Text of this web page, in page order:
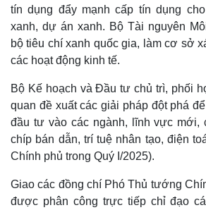
tín dụng đẩy mạnh cấp tín dụng
xanh, dự án xanh. Bộ Tài nguyên
bộ tiêu chí xanh quốc gia, làm cơ sở
các hoạt động kinh tế.
Bộ Kế hoạch và Đầu tư chủ trì, phối
quan đề xuất các giải pháp đột phá
đầu tư vào các ngành, lĩnh vực mới,
chíp bán dẫn, trí tuệ nhân tạo, điện
Chính phủ trong Quý I/2025).
Giao các đồng chí Phó Thủ tướng
được phân công trực tiếp chỉ đạo